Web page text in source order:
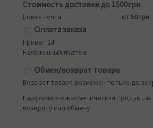
Стоимость доставки до 1500грн
Новая почта от 50 грн
Оплата заказа
Приват 24
Наложенный платеж
Обмен/возврат товара
Возврат товара возможен только до
Парфюмерно-косметическая продукция
возврату или обмену